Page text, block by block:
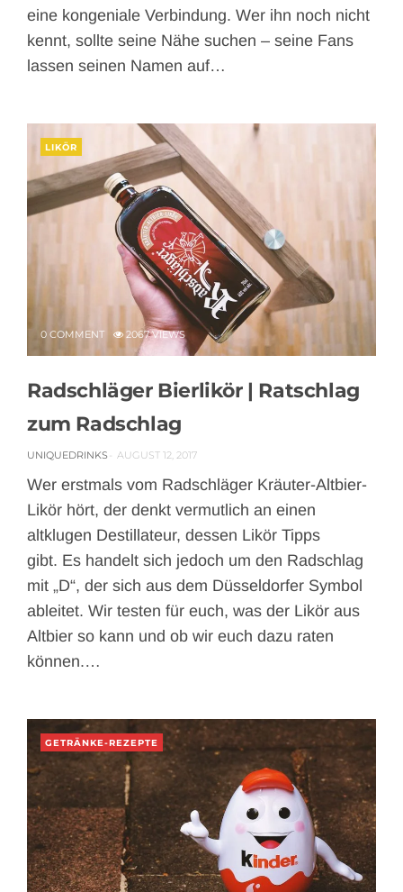
eine kongeniale Verbindung. Wer ihn noch nicht
kennt, sollte seine Nähe suchen – seine Fans
lassen seinen Namen auf…
LIKÖR
0 COMMENT 2067 VIEWS
Radschläger Bierlikör | Ratschlag
zum Radschlag
UNIQUEDRINKS AUGUST 12, 2017
Wer erstmals vom Radschläger Kräuter-Altbier-
Likör hört, der denkt vermutlich an einen
altklugen Destillateur, dessen Likör Tipps
gibt. Es handelt sich jedoch um den Radschlag
mit „D“, der sich aus dem Düsseldorfer Symbol
ableitet. Wir testen für euch, was der Likör aus
Altbier so kann und ob wir euch dazu raten
können.…
GETRÄNKE-REZEPTE